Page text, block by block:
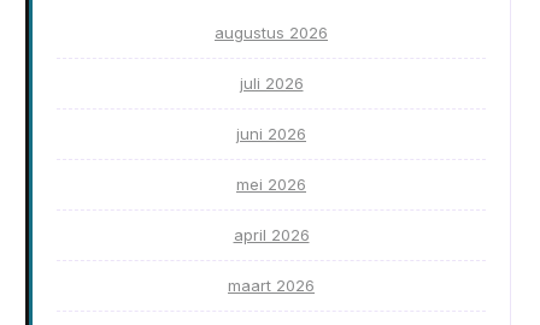
augustus 2026
juli 2026
juni 2026
mei 2026
april 2026
maart 2026